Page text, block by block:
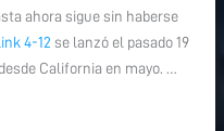
ahora sigue sin haberse
4-12 se lanzó el pasado 19
California en mayo. …